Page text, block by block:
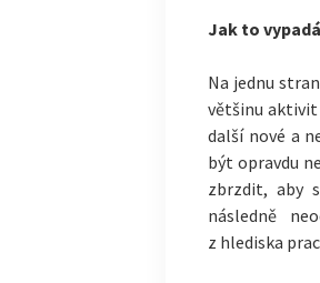
Jak to
Na jednu
většinu
další nové a
být opravdu
zbrzdit, aby
následně
z hlediska